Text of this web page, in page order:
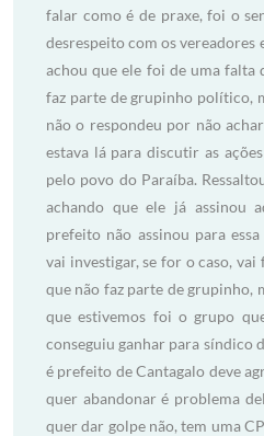
falar como é de praxe, foi o
desrespeito com os vereadores
achou que ele foi de uma falta
faz parte de grupinho político,
não o respondeu por não
estava lá para discutir as
pelo povo do Paraíba.
achando que ele já assinou
prefeito não assinou para
vai investigar, se for o caso,
que não faz parte de grupinho,
que estivemos foi o grupo
conseguiu ganhar para síndico
é prefeito de Cantagalo deve
quer abandonar é problema
quer dar golpe não, tem uma